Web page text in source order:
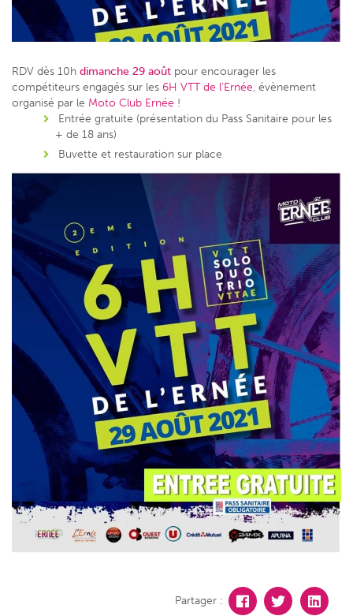
RDV dès 10h dimanche 29 août pour encourager les
compétiteurs engagés sur les 6H VTT de l’Ernée, évènement
organisé par le Moto Club Ernée !
Entrée gratuite (présentation du Pass Sanitaire pour les
+ de 18 ans)
Buvette et restauration sur place
Partager :